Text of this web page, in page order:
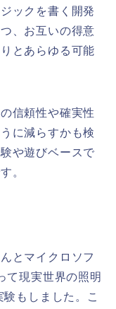
ックを書く開発
、お互いの得意
とあらゆる可能
信頼性や確実性
に減らすかも検
や遊びベースで
。
とマイクロソフ
て現実世界の照明
もしました。こ